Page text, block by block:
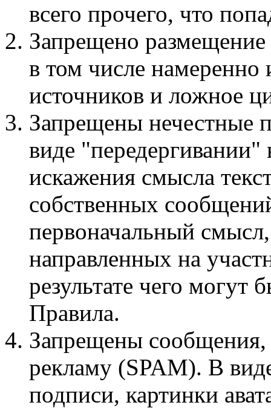
всего прочего, что
Запрещено
в том числе намеренно
источников и ложное
Запрещены нечестные
виде "передергивании"
искажения смысла
собственных
первоначальный
направленных на
результате чего
Правила.
Запрещены
рекламу (SPAM). В
подписи, картинки